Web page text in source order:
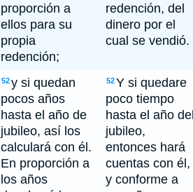
proporción a
ellos para su
propia
redención;
redención, del
dinero por el
cual se vendió.
52y si quedan
pocos años
hasta el año de
jubileo, así los
calculará con él.
En proporción a
los años
52Y si quedare
poco tiempo
hasta el año
jubileo,
entonces hará
cuentas con él,
y conforme a